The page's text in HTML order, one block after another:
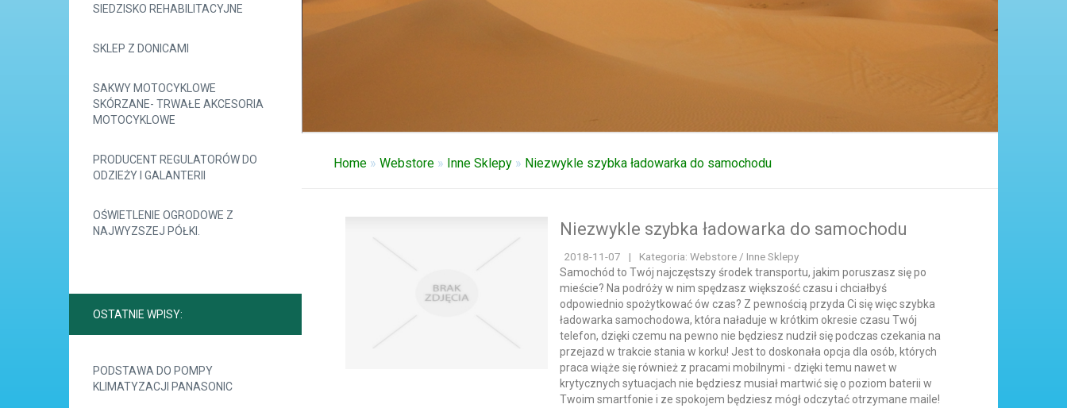
SIEDZISKO REHABILITACYJNE
SKLEP Z DONICAMI
SAKWY MOTOCYKLOWE
SKÓRZANE- TRWAŁE AKCESORIA
MOTOCYKLOWE
PRODUCENT REGULATORÓW DO
ODZIEŻY I GALANTERII
OŚWIETLENIE OGRODOWE Z
NAJWYZSZEJ PÓŁKI.
OSTATNIE WPISY:
PODSTAWA DO POMPY
KLIMATYZACJI PANASONIC
Home» Webstore» Inne Sklepy» Niezwykle szybka ładowarka do samochodu
Niezwykle szybka ładowarka do samochodu
2018-11-07 |
Kategoria: Webstore / Inne Sklepy
Samochód to Twój najczęstszy środek transportu, jakim poruszasz się po
mieście? Na podróży w nim spędzasz większość czasu i chciałbyś
odpowiednio spożytkować ów czas? Z pewnością przyda Ci się więc szybka
ładowarka samochodowa, która naładuje w krótkim okresie czasu Twój
telefon, dzięki czemu na pewno nie będziesz nudził się podczas czekania na
przejazd w trakcie stania w korku! Jest to doskonała opcja dla osób, których
praca wiąże się również z pracami mobilnymi - dzięki temu nawet w
krytycznych sytuacjach nie będziesz musiał martwić się o poziom baterii w
Twoim smartfonie i ze spokojem będziesz mógł odczytać otrzymane maile!